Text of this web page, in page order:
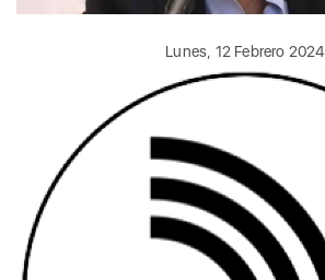
Lunes, 12 Febrero 2024